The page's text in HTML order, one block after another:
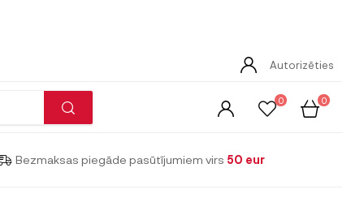
Autorizēties
0 0
Bezmaksas piegāde pasūtījumiem virs 50 eur